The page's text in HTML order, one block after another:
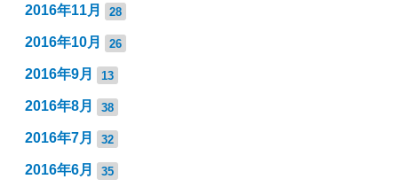
2016年11月 28
2016年10月 26
2016年9月 13
2016年8月 38
2016年7月 32
2016年6月 35